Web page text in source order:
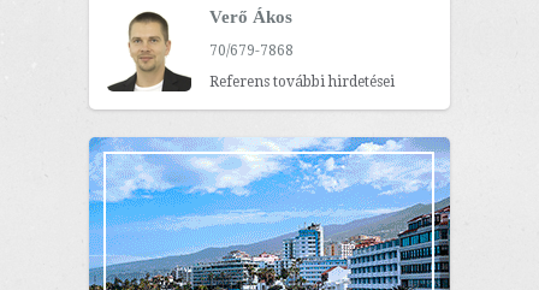
Verő Ákos
70/679-7868
Referens további hirdetései